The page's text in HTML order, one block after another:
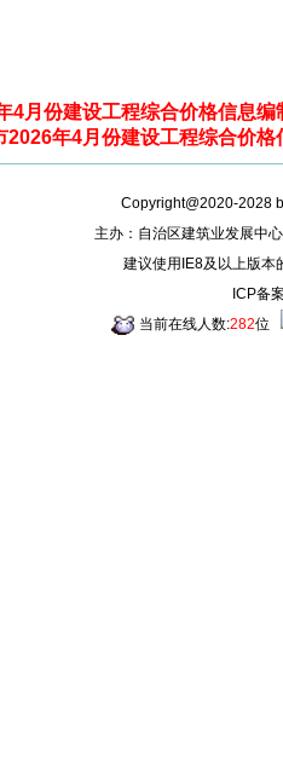
4月份建设工程综合价格信息
2026年4月份建设工程综合价格
Copyright@2020-2028
主办：自治区建筑业发展中
建议使用IE8及以上版本
ICP备
当前在线人数:282位